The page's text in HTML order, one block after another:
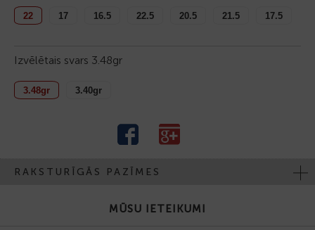
22 17 16.5 22.5 20.5 21.5 17.5
Izvēlētais svars 3.48gr
3.48gr 3.40gr
RAKSTURĪGĀS PAZĪMES
MŪSU IETEIKUMI